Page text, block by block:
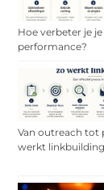
Hoe verbeter je
performance?
Van outreach tot
werkt linkbuilding